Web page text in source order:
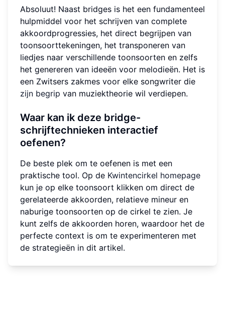
Absoluut! Naast bridges is het een fundamenteel
hulpmiddel voor het schrijven van complete
akkoordprogressies, het direct begrijpen van
toonsoorttekeningen, het transponeren van
liedjes naar verschillende toonsoorten en zelfs
het genereren van ideeën voor melodieën. Het is
een Zwitsers zakmes voor elke songwriter die
zijn begrip van muziektheorie wil verdiepen.
Waar kan ik deze bridge-
schrijftechnieken interactief
oefenen?
De beste plek om te oefenen is met een
praktische tool. Op de Kwintencirkel homepage
kun je op elke toonsoort klikken om direct de
gerelateerde akkoorden, relatieve mineur en
naburige toonsoorten op de cirkel te zien. Je
kunt zelfs de akkoorden horen, waardoor het de
perfecte context is om te experimenteren met
de strategieën in dit artikel.